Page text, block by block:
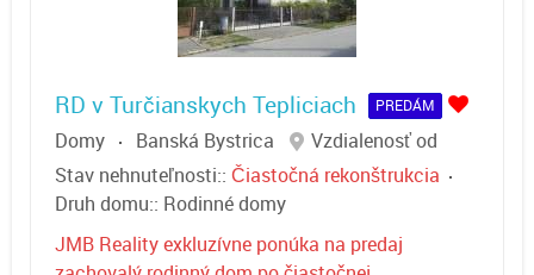
RD v Turčianskych Tepliciach PREDÁM
Domy Banská Bystrica
Vzdialenosť od
Stav nehnuteľnosti:: Čiastočná rekonštrukcia
Druh domu:: Rodinné domy
JMB Reality exkluzívne ponúka na predaj